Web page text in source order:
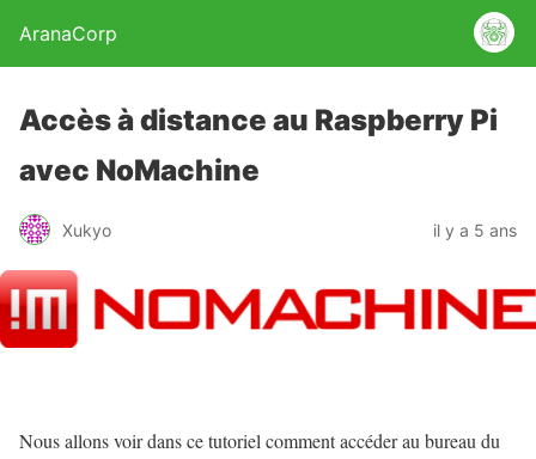
AranaCorp
Accès à distance au Raspberry Pi
avec NoMachine
Xukyo il y a 5 ans
Nous allons voir dans ce tutoriel comment accéder au bureau du